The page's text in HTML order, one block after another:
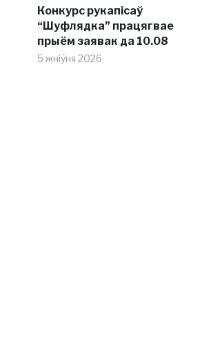
Конкурс рукапісаў
“Шуфлядка” працягвае
прыём заявак да 10.08
5 жніўня 2026